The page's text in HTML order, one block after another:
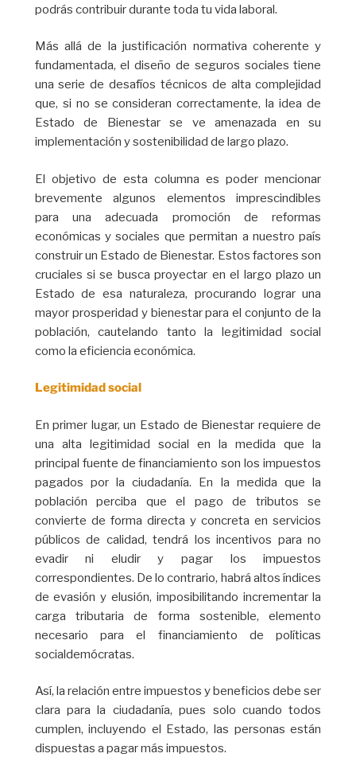
podrás contribuir durante toda tu vida laboral.
Más allá de la justificación normativa coherente y
fundamentada, el diseño de seguros sociales tiene
una serie de desafíos técnicos de alta complejidad
que, si no se consideran correctamente, la idea de
Estado de Bienestar se ve amenazada en su
implementación y sostenibilidad de largo plazo.
El objetivo de esta columna es poder mencionar
brevemente algunos elementos imprescindibles
para una adecuada promoción de reformas
económicas y sociales que permitan a nuestro país
construir un Estado de Bienestar. Estos factores son
cruciales si se busca proyectar en el largo plazo un
Estado de esa naturaleza, procurando lograr una
mayor prosperidad y bienestar para el conjunto de la
población, cautelando tanto la legitimidad social
como la eficiencia económica.
Legitimidad social
En primer lugar, un Estado de Bienestar requiere de
una alta legitimidad social en la medida que la
principal fuente de financiamiento son los impuestos
pagados por la ciudadanía. En la medida que la
población perciba que el pago de tributos se
convierte de forma directa y concreta en servicios
públicos de calidad, tendrá los incentivos para no
evadir ni eludir y pagar los impuestos
correspondientes. De lo contrario, habrá altos índices
de evasión y elusión, imposibilitando incrementar la
carga tributaria de forma sostenible, elemento
necesario para el financiamiento de políticas
socialdemócratas.
Así, la relación entre impuestos y beneficios debe ser
clara para la ciudadanía, pues solo cuando todos
cumplen, incluyendo el Estado, las personas están
dispuestas a pagar más impuestos.